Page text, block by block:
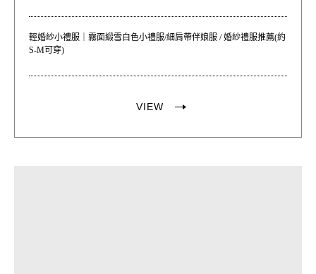
輕婚紗小禮服｜霧面緞雪白色小禮服/細肩帶伴娘服 / 婚紗禮服推薦(約
S-M可穿)
VIEW